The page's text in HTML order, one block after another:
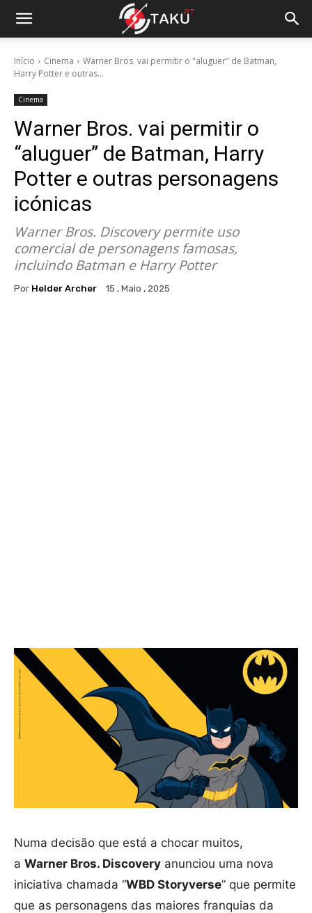
Início Cinema
Warner Bros. vai permitir o "aluguer" de Batman,
Harry Potter e outras...
Cinema
Warner Bros. vai permitir o
“aluguer” de Batman, Harry
Potter e outras personagens
icónicas
Warner Bros. Discovery permite uso
comercial de personagens famosas,
incluindo Batman e Harry Potter
Por Helder Archer 15 , Maio , 2025
Numa decisão que está a chocar muitos,
a Warner Bros. Discovery anunciou uma nova
iniciativa chamada “WBD Storyverse” que permite
que as personagens das maiores franquias da